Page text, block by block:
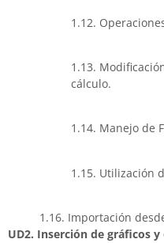
1.12.
1.13.
cálculo.
1.14. Manejo de
1.15. Utilización
1.16. Importación
UD2. Inserción de gráficos